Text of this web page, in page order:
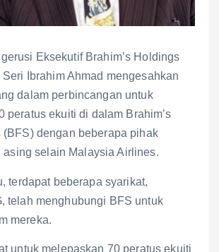
Eksekutif Brahim’s Holdings
Ibrahim Ahmad mengesahkan
dalam perbincangan untuk
peratus ekuiti di dalam Brahim’s
(BFS) dengan beberapa pihak
asing selain Malaysia Airlines.
terdapat beberapa syarikat,
telah menghubungi BFS untuk
mereka.
untuk melepaskan 70 peratus ekuiti